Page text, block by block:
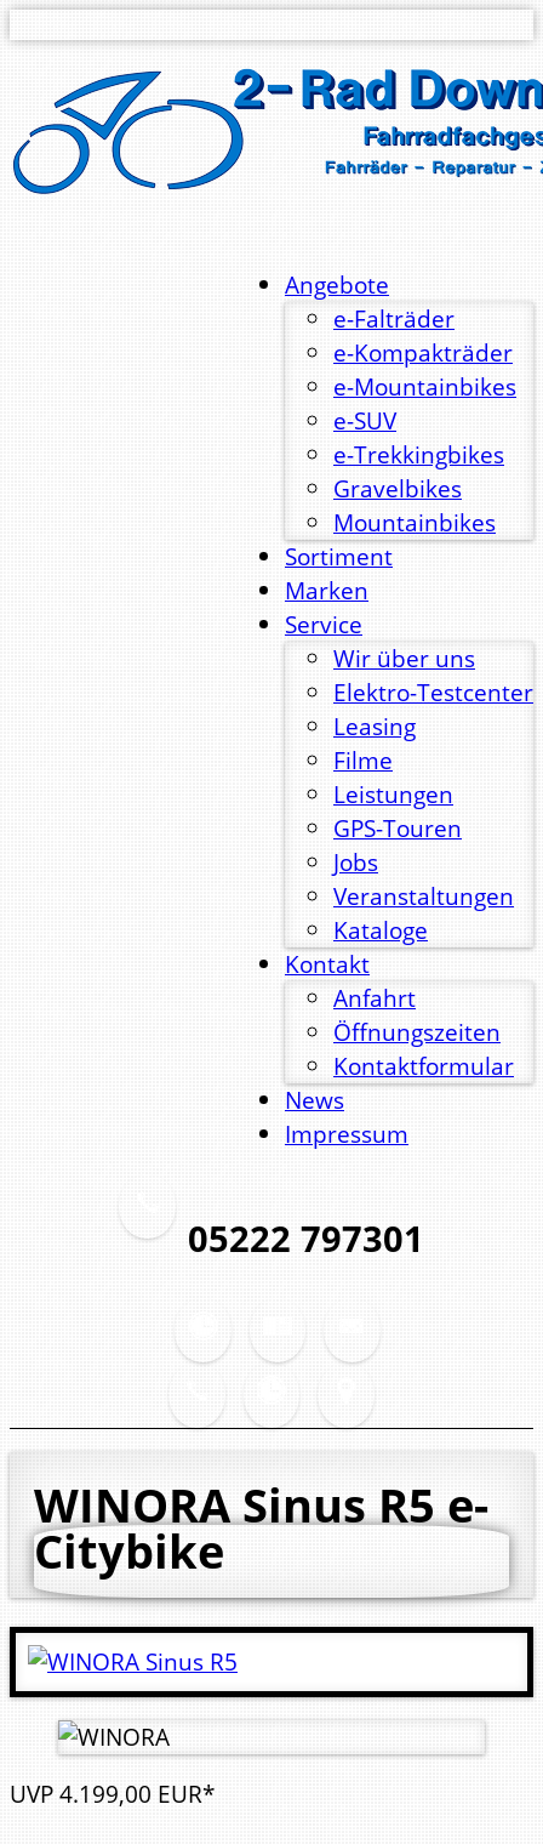
Angebote
e-Falträder
e-Kompakträder
e-Mountainbikes
e-SUV
e-Trekkingbikes
Gravelbikes
Mountainbikes
Sortiment
Marken
Service
Wir über uns
Elektro-Testcenter
Leasing
Filme
Leistungen
GPS-Touren
Jobs
Veranstaltungen
Kataloge
Kontakt
Anfahrt
Öffnungszeiten
Kontaktformular
News
Impressum
05222 797301
WINORA Sinus R5e-
Citybike
UVP4.199,00 EUR*